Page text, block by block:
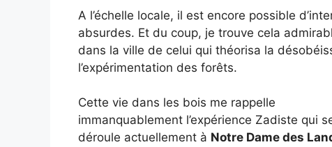
A l’échelle locale, il est encore possible
absurdes. Et du coup, je trouve cela
dans la ville de celui qui théorisa la
l’expérimentation des forêts.
Cette vie dans les bois me rappelle
immanquablement l’expérience Zadiste qui
déroule actuellement à Notre Dame des